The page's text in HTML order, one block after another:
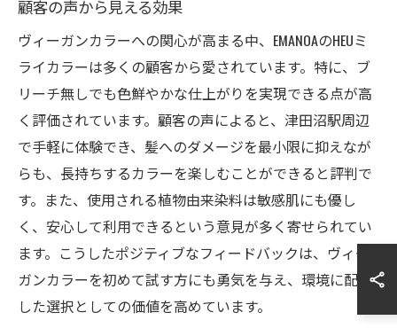
顧客の声から見える効果
ヴィーガンカラーへの関心が高まる中、EMANOAのHEUミ
ライカラーは多くの顧客から愛されています。特に、ブ
リーチ無しでも色鮮やかな仕上がりを実現できる点が高
く評価されています。顧客の声によると、津田沼駅周辺
で手軽に体験でき、髪へのダメージを最小限に抑えなが
らも、長持ちするカラーを楽しむことができると評判で
す。また、使用される植物由来染料は敏感肌にも優し
く、安心して利用できるという意見が多く寄せられてい
ます。こうしたポジティブなフィードバックは、ヴィー
ガンカラーを初めて試す方にも勇気を与え、環境に配慮
した選択としての価値を高めています。